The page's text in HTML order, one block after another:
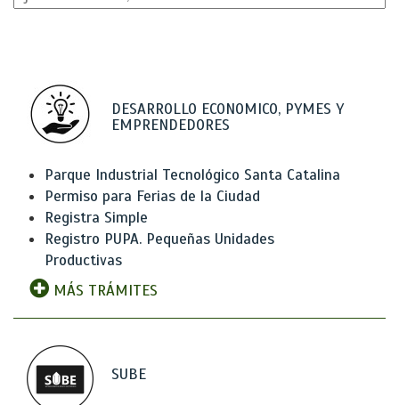
DESARROLLO ECONOMICO, PYMES Y
EMPRENDEDORES
Parque Industrial Tecnológico Santa Catalina
Permiso para Ferias de la Ciudad
Registra Simple
Registro PUPA. Pequeñas Unidades
Productivas
MÁS TRÁMITES
SUBE